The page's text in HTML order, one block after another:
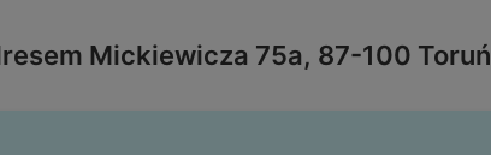
Mickiewicza 75a, 87-100 Toruń